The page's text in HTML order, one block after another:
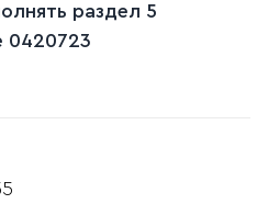
раздел 5
0420723